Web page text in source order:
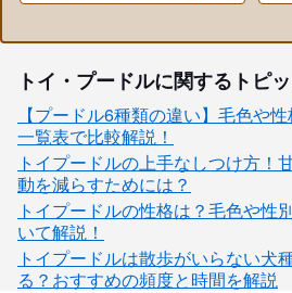
トイ・プードルに関するトピ
【プードル6種類の違い】毛色や
一覧表で比較解説！
トイプードルの上手なしつけ方！
動を減らすためには？
トイプードルの性格は？毛色や性
いて解説！
トイプードルは散歩がいらない犬
る？おすすめの頻度と時間を解説